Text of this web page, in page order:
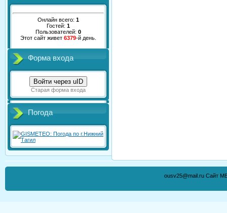
Онлайн всего: 1
Гостей: 1
Пользователей: 0
Этот сайт живет 6379-й день.
Форма входа
Войти через uID
Старая форма входа
Погода
ousv25@mail.ru Сайт